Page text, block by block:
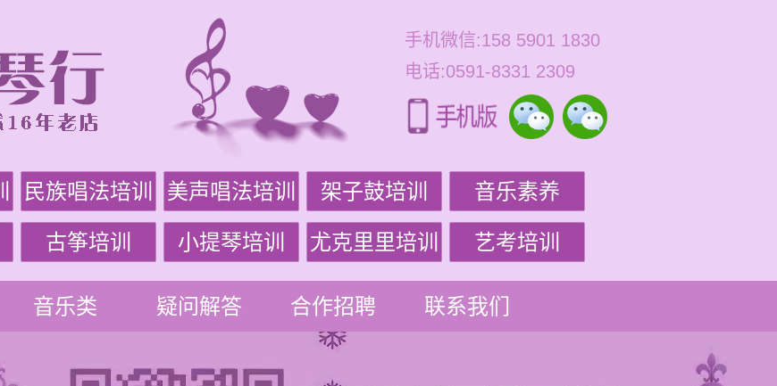
手机微信:158 5901 1830
电话:0591-8331 2309
民族唱法培训 美声唱法培训 架子鼓培训 音乐素养
古筝培训 小提琴培训 尤克里里培训 艺考培训
音乐类 疑问解答 合作招聘 联系我们